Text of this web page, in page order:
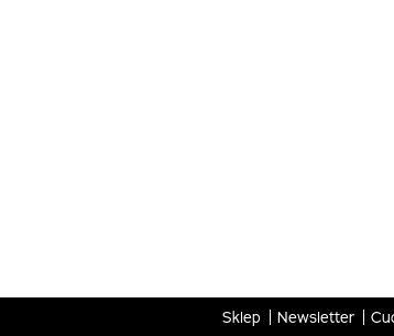
Sklep Newsletter